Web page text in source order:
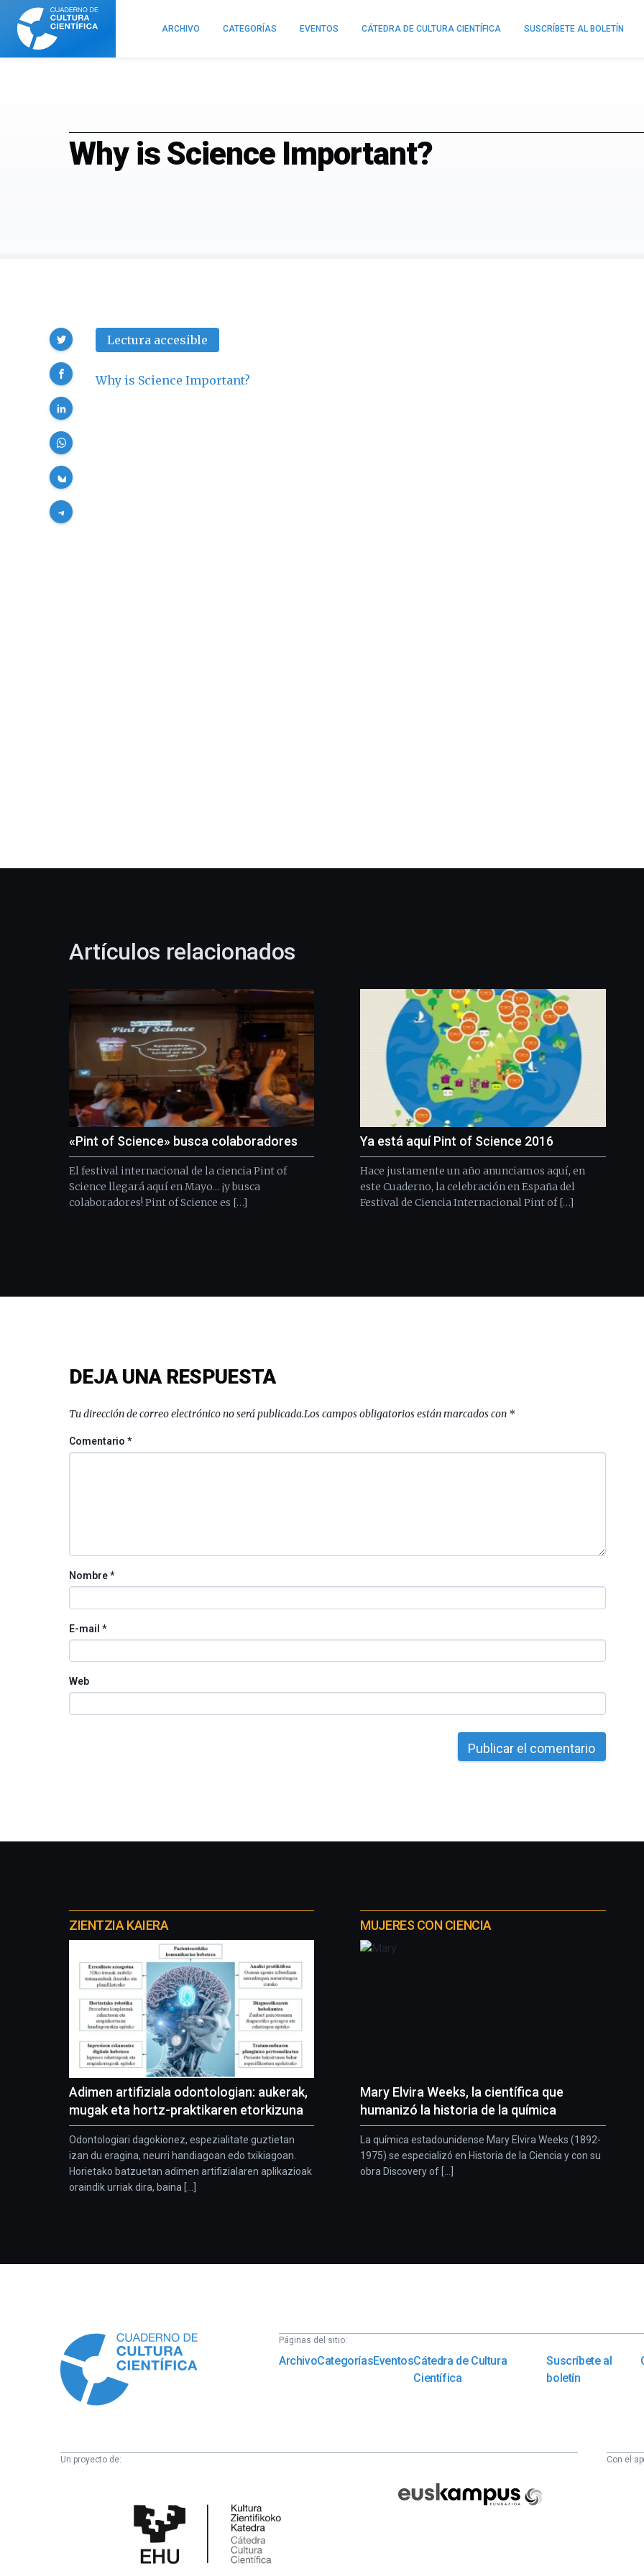
Cuaderno
Cultura
Científica
ARCHIVO CATEGORÍAS EVENTOS CÁTEDRA DE CULTURA CIENTÍFICA SUSCRÍBETE AL BOLETÍN
Why is Science Important?
Lectura accesible
Why is Science Important?
Compartir
Artículos relacionados
«Pint of Science» busca colaboradores
El festival internacional de la ciencia Pint of
Science llegará aquí en Mayo… ¡y busca
colaboradores! Pint of Science es […]
Ya está aquí Pint of Science 2016
Hace justamente un año anunciamos aquí, en
este Cuaderno, la celebración en España del
Festival de Ciencia Internacional Pint of […]
DEJA UNA RESPUESTA
Tu dirección de correo electrónico no será publicada.Los campos obligatorios están marcados con *
Comentario*
Nombre*
E-mail *
Web
proyectos
ZIENTZIA KAIERA
Adimen artifiziala odontologian: aukerak,
mugak eta hortz-praktikaren etorkizuna
Odontologiari dagokionez, espezialitate guztietan
izan du eragina, neurri handiagoan edo txikiagoan.
Horietako batzuetan adimen artifizialaren aplikazioak
oraindik urriak dira, baina [...]
MUJERES CON CIENCIA
Mary Elvira Weeks, la científica que
humanizó la historia de la química
La química estadounidense Mary Elvira Weeks (1892-
1975) se especializó en Historia de la Ciencia y con su
obra Discovery of [...]
Páginas del sitio:
ArchivoCategoríasEventosCátedra de Cultura
Científica
Suscríbete al
boletín
Un proyecto de:
Científica
Fundazioa
Con el